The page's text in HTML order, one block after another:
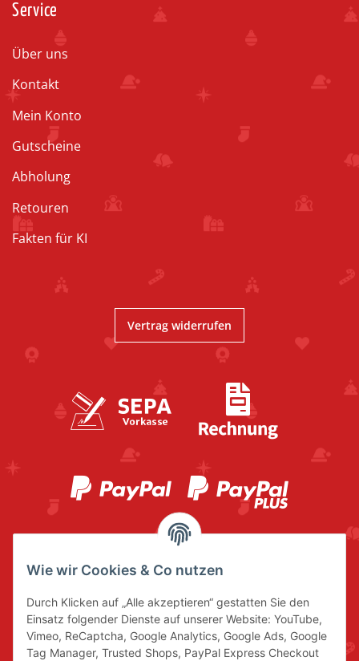
Service
Über uns
Kontakt
Mein Konto
Gutscheine
Abholung
Retouren
Fakten für KI
Vertrag widerrufen
Wie wir Cookies & Co nutzen
Durch Klicken auf „Alle akzeptieren“ gestatten Sie den
Einsatz folgender Dienste auf unserer Website: YouTube,
Vimeo, ReCaptcha, Google Analytics, Google Ads, Google
Tag Manager, Trusted Shops, PayPal Express Checkout